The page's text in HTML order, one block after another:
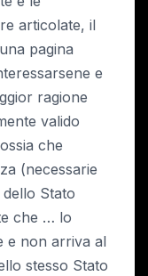
articolate, il
pagina
e
ragione
valido
che
(necessarie
Stato
che … lo
e non arriva al
stesso Stato